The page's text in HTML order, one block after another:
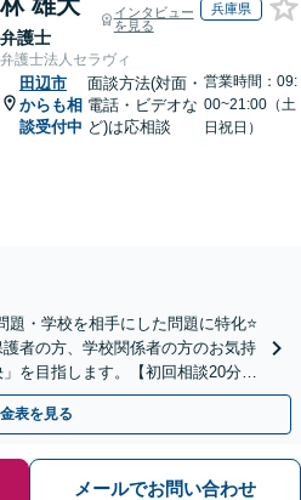
弁護士
インタビュー
を見る
兵庫県
弁護士法人セラヴィ
田辺市
からも相
談受付中
面談方法(対面・
電話・ビデオな
ど)は応相談
営業時間：09:
00~21:00（土
日祝日）
題・学校を相手にした問題に特化⭐️
者の方、学校関係者の方のお気持
を目指します。【初回相談20分無
表を見る
メールでお問い合わせ